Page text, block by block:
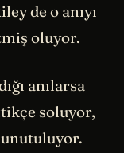
de o anıyı
oluyor.
anılarsa
soluyor,